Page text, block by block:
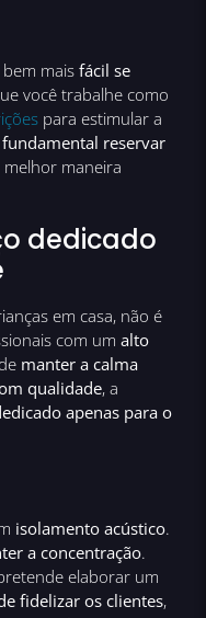
bem mais fácil se
você trabalhe como
para estimular a
fundamental reservar
maneira
dedicado
em casa, não é
com um alto
manter a calma
qualidade, a
apenas para o
isolamento acústico.
a concentração.
elaborar um
fidelizar os clientes,